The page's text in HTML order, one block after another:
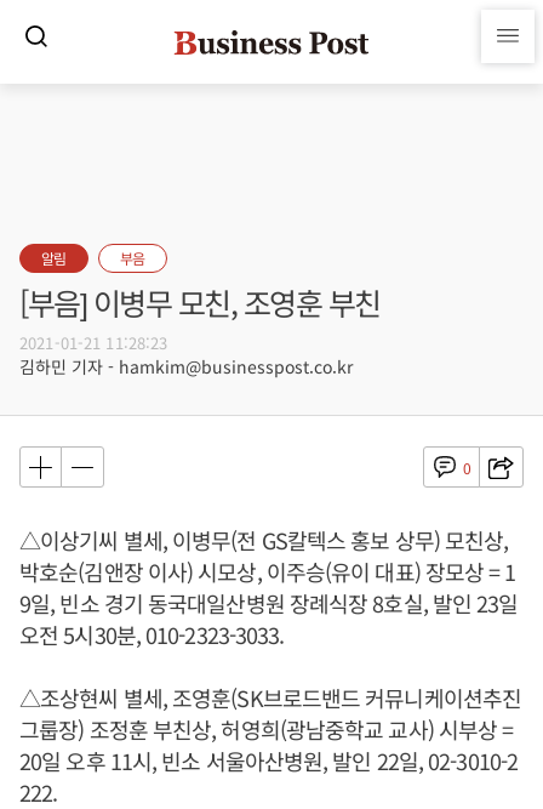
알림 부음
[부음] 이병무 모친, 조영훈 부친
2021-01-21 11:28:23
김하민 기자 - hamkim@businesspost.co.kr
0
△이상기씨 별세, 이병무(전 GS칼텍스 홍보 상무) 모친상,
박호순(김앤장 이사) 시모상, 이주승(유이 대표) 장모상 = 1
9일, 빈소 경기 동국대일산병원 장례식장 8호실, 발인 23일
오전 5시30분, 010-2323-3033.
△조상현씨 별세, 조영훈(SK브로드밴드 커뮤니케이션추진
그룹장) 조정훈 부친상, 허영희(광남중학교 교사) 시부상 =
20일 오후 11시, 빈소 서울아산병원, 발인 22일, 02-3010-2
222.